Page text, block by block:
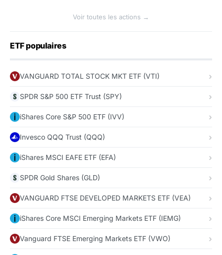
Voir toutes les actions →
ETF populaires
VANGUARD TOTAL STOCK MKT ETF (VTI)
SPDR S&P 500 ETF Trust (SPY)
iShares Core S&P 500 ETF (IVV)
Invesco QQQ Trust (QQQ)
iShares MSCI EAFE ETF (EFA)
SPDR Gold Shares (GLD)
VANGUARD FTSE DEVELOPED MARKETS ETF (VEA)
iShares Core MSCI Emerging Markets ETF (IEMG)
Vanguard FTSE Emerging Markets ETF (VWO)